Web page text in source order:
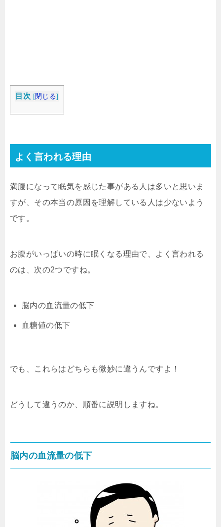
目次 [閉じる]
よく言われる理由
満腹になって眠気を感じた事がある人は多いと思いま
すが、その本当の原因を理解している人は少ないよう
です。
お腹がいっぱいの時に眠くなる理由で、よく言われる
のは、次の2つですね。
脳内の血流量の低下
血糖値の低下
でも、これらはどちらも微妙に違うんですよ！
どうして違うのか、順番に説明しますね。
脳内の血流量の低下